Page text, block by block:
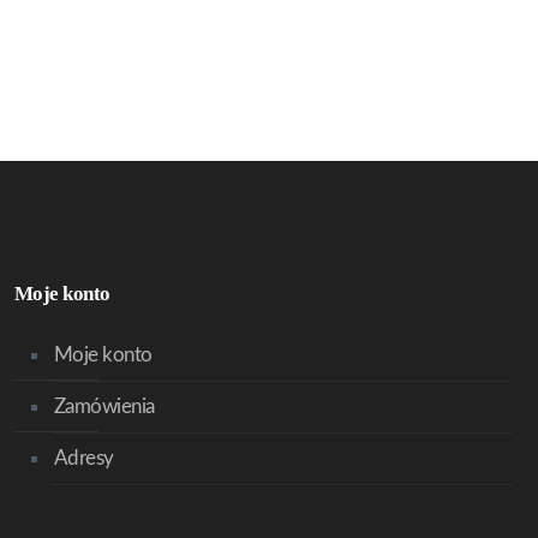
Moje konto
Moje konto
Zamówienia
Adresy